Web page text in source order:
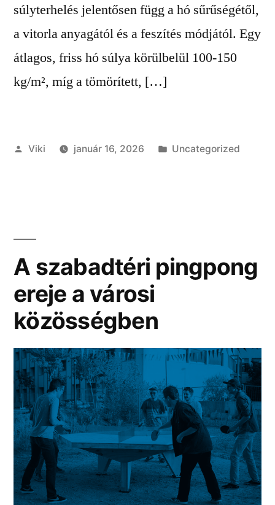
súlyterhelés jelentősen függ a hó sűrűségétől,
a vitorla anyagától és a feszítés módjától. Egy
átlagos, friss hó súlya körülbelül 100-150
kg/m², míg a tömörített, […]
Szerző:
Viki január 16, 2026 Kategória:
Uncategorized
A szabadtéri pingpong
ereje a városi
közösségben